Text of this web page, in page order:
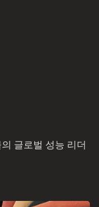
글로벌 성능 리더